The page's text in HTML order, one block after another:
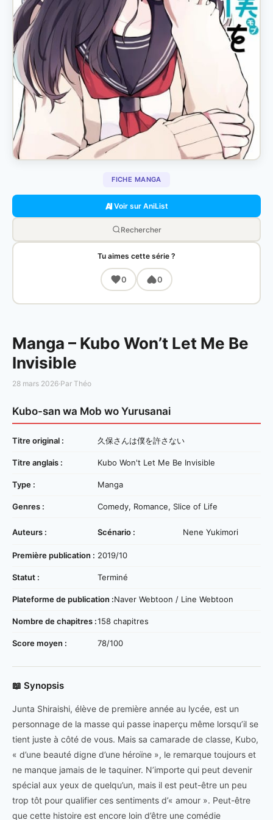
FICHE MANGA
Voir sur AniList
Rechercher
Tu aimes cette série ?
0 0
Manga – Kubo Won’t Let Me Be
Invisible
28 mars 2026·Par Théo
Kubo-san wa Mob wo Yurusanai
Titre original : 久保さんは僕を許さない
Titre anglais : Kubo Won't Let Me Be Invisible
Type : Manga
Genres : Comedy, Romance, Slice of Life
Auteurs : Scénario : Nene Yukimori
Première publication : 2019/10
Statut : Terminé
Plateforme de publication :Naver Webtoon / Line Webtoon
Nombre de chapitres :158 chapitres
Score moyen : 78/100
📖 Synopsis
Junta Shiraishi, élève de première année au lycée, est un
personnage de la masse qui passe inaperçu même lorsqu’il se
tient juste à côté de vous. Mais sa camarade de classe, Kubo,
« d’une beauté digne d’une héroïne », le remarque toujours et
ne manque jamais de le taquiner. N’importe qui peut devenir
spécial aux yeux de quelqu’un, mais il est peut-être un peu
trop tôt pour qualifier ces sentiments d’« amour ». Peut-être
que cette histoire est encore loin d’être une comédie